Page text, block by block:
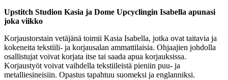
Upstitch Studion Kasia ja Dome Upcyclingin Isabella apunasi
joka viikko
Korjaustorstain vetäjänä toimii Kasia Isabella, jotka ovat taitavia ja
kokeneita tekstiili- ja korjausalan ammattilaisia. Ohjaajien johdolla
osallistujat voivat korjata itse tai saada apua korjauksissa.
Korjaustyöt voivat vaihdella tekstiileistä pieniin puu- ja
metalliesineisiin. Opastus tapahtuu suomeksi ja englanniksi.